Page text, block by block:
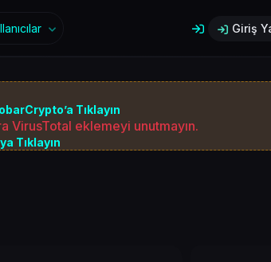
Giriş
Tıklayın
VirusTotal eklemeyi unutmayın.
Tıklayın